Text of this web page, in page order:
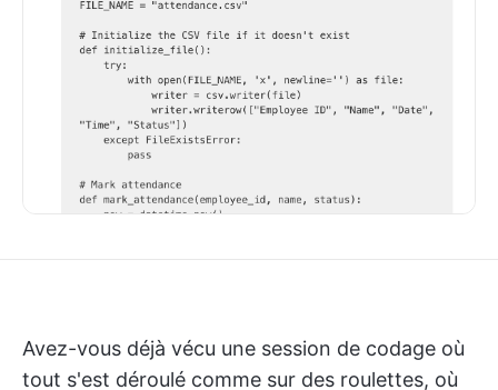
Avez-vous déjà vécu une session de codage où
tout s'est déroulé comme sur des roulettes, où